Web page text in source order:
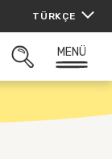
TÜRKÇE
ARAMAYI
MENÜ